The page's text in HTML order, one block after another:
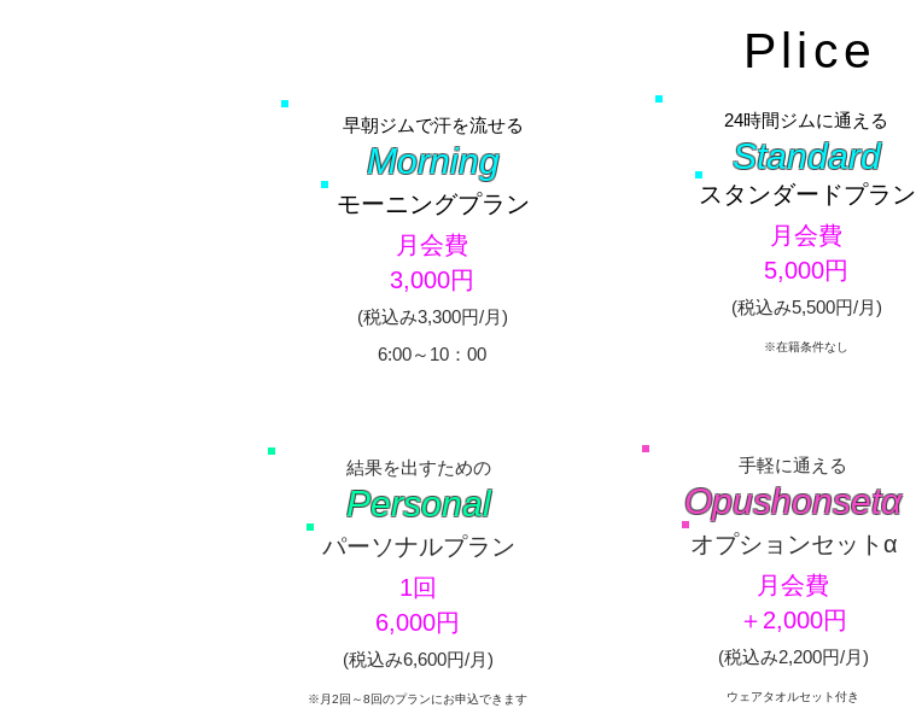
Plice
早朝ジムで汗を流せる
Morning
モーニングプラン
​月会費
3,000円
​(税込み3,300円/月)
6:00～10：00
24時間ジムに通える
Standard
スタンダードプラン
​月会費
5,000円
​(税込み5,500円/月)
※在籍条件なし
結果を出すための
Personal
パーソナルプラン
1回​
6,000円
​(税込み6,600円/月)
※月2回～8回のプランにお申込できます
手軽に通える
Opushonsetα
​オプションセットα
​月会費
＋2,000円
​(税込み2,200円/月)
ウェアタオルセット付き